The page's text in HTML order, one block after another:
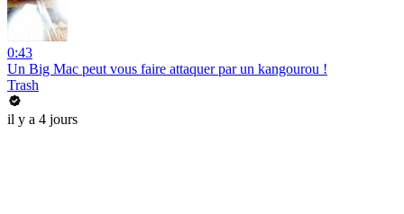
0:43
Un Big Mac peut vous faire attaquer par un kangourou !
Trash
il y a 4 jours